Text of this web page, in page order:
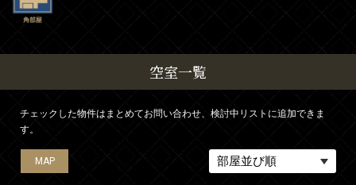
空室一覧
チェックした物件はまとめてお問い合わせ、検討中リストに追加できま
す。
MAP
MAP
MAP
MAP
MAP